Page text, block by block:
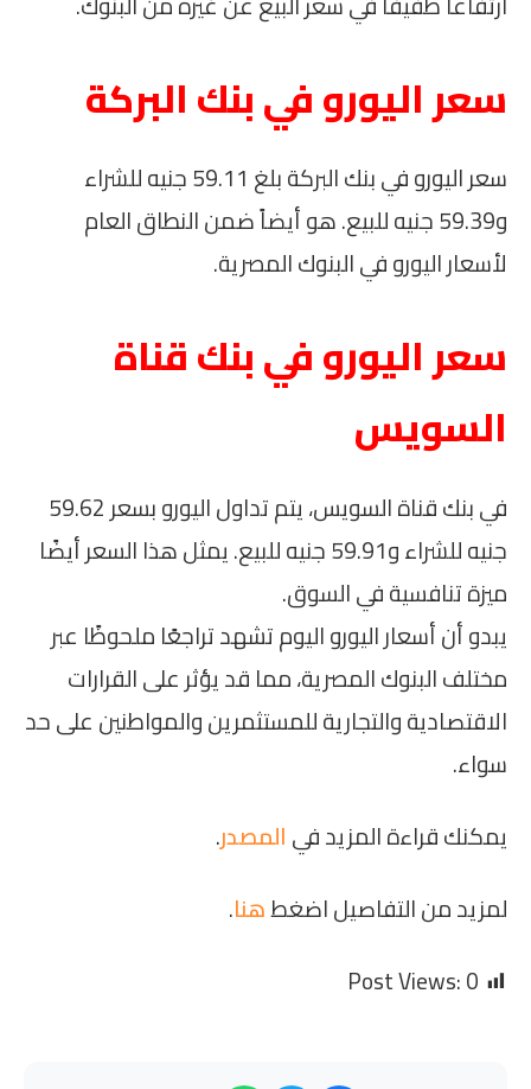
سعر اليورو في بنك البركة
سعر اليورو في بنك البركة بلغ 59.11 جنيه للشراء
و59.39 جنيه للبيع. هو أيضاً ضمن النطاق العام
لأسعار اليورو في البنوك المصرية.
سعر اليورو في بنك قناة
السويس
في بنك قناة السويس، يتم تداول اليورو بسعر 59.62
جنيه للشراء و59.91 جنيه للبيع. يمثل هذا السعر أيضًا
ميزة تنافسية في السوق.
يبدو أن أسعار اليورو اليوم تشهد تراجعًا ملحوظًا عبر
مختلف البنوك المصرية، مما قد يؤثر على القرارات
الاقتصادية والتجارية للمستثمرين والمواطنين على حد
سواء.
يمكنك قراءة المزيد فيالمصدر.
لمزيد من التفاصيل اضغطهنا.
Post Views:0